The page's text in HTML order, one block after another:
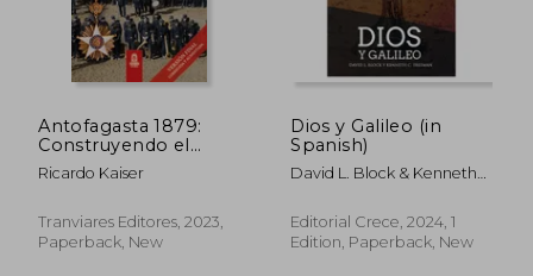
Antofagasta 1879:
Construyendo el
camino a la victoria
(in Spanish)
Ricardo Kaiser
Tranviares Editores, 2023,
Paperback, New
Dios y Galileo (in
Spanish)
David L. Block & Kenneth
Editorial Crece, 2024, 1
Edition, Paperback, New